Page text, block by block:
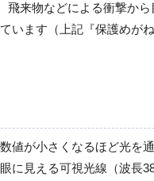
来物などによる衝撃か
ます（上記『保護めが
値が小さくなるほど光を
見える可視光線（波長